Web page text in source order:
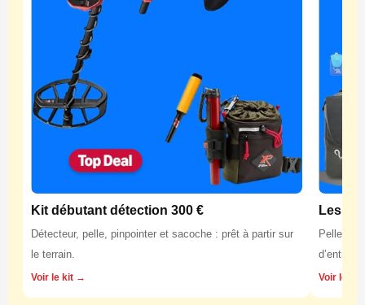
Kit débutant détection 300 €
Détecteur, pelle, pinpointer et sacoche : prêt à partir sur
le terrain.
Voir le kit →
Les
Pelles,
Voir les